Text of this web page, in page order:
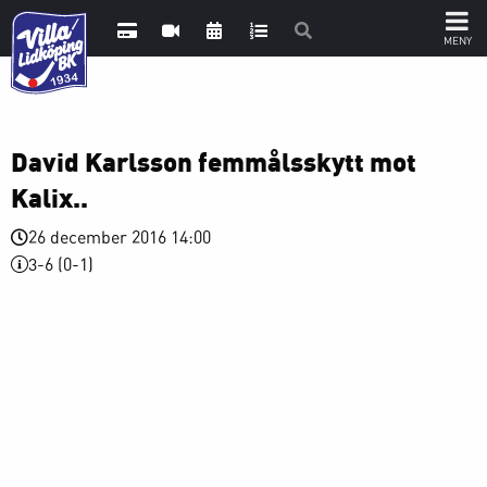
David Karlsson femmålsskytt mot
Kalix..
26 december 2016 14:00
3-6 (0-1)